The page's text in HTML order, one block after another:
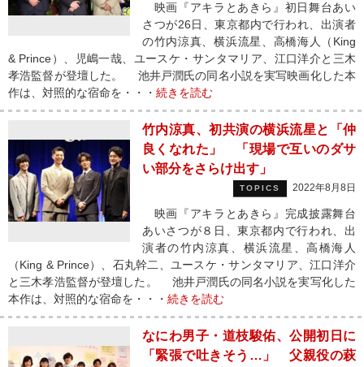
映画『アキラとあきら』初日舞台あい
さつが26日、東京都内で行われ、出演者
の竹内涼真、横浜流星、高橋海人（King
& Prince）、児嶋一哉、ユースケ・サンタマリア、江口洋介と三木
孝浩監督が登壇した。 池井戸潤氏の同名小説を実写映画化した本
作は、対照的な宿命を・・・ 続きを読む
竹内涼真、初共演の横浜流星と「仲
良くなれた」 「現場で互いのダサ
い部分をさらけ出す」
TOPICS 2022年8月8日
映画『アキラとあきら』完成披露舞台
あいさつが８日、東京都内で行われ、出
演者の竹内涼真、横浜流星、高橋海人
（King & Prince）、石丸幹二、ユースケ・サンタマリア、江口洋介
と三木孝浩監督が登壇した。 池井戸潤氏の同名小説を実写化した
本作は、対照的な宿命を・・・ 続きを読む
なにわ男子・道枝駿佑、公開初日に
「緊張で吐きそう…」 父親役の萩